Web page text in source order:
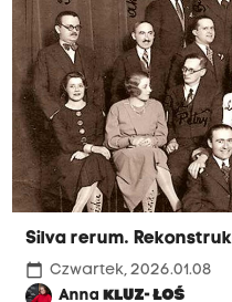
Silva rerum.
calendar_today Czwartek, 2026.01.08
AnnaKLUZ- ŁOŚ